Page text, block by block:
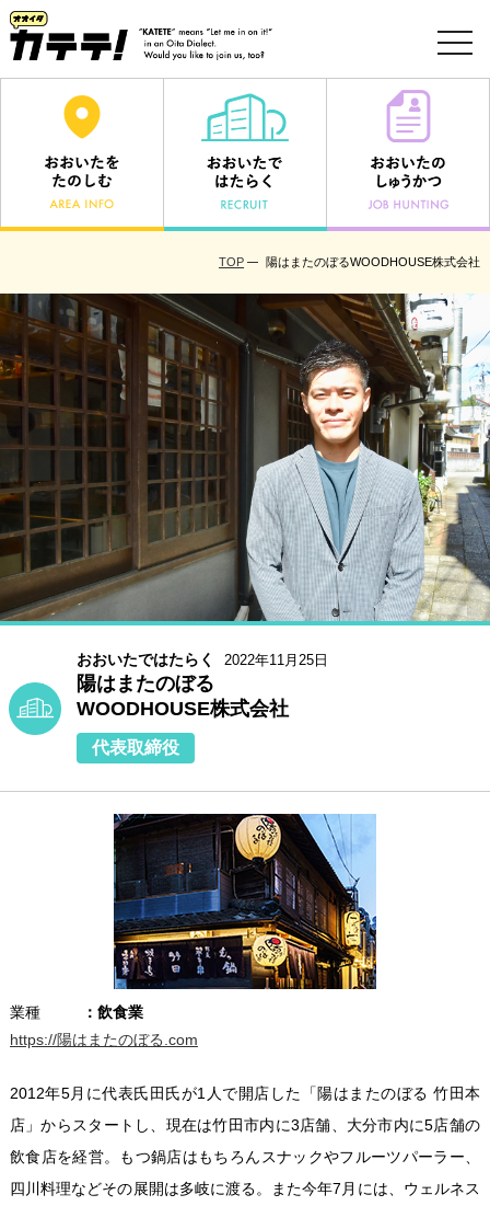
TOP 陽はまたのぼるWOODHOUSE株式会社
おおいたではたらく 2022年11月25日
陽はまたのぼる
WOODHOUSE株式会社
代表取締役
業種
飲食業
https://陽はまたのぼる.com
2012年5月に代表氏田氏が1人で開店した「陽はまたのぼる 竹田本
店」からスタートし、現在は竹田市内に3店舗、大分市内に5店舗の
飲食店を経営。もつ鍋店はもちろんスナックやフルーツパーラー、
四川料理などその展開は多岐に渡る。また今年7月には、ウェルネス